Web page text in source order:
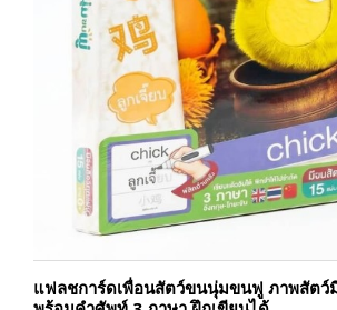
แฟลชการ์ดเพื่อนสัตว์ขนนุ่มขนฟู ภาพสัต